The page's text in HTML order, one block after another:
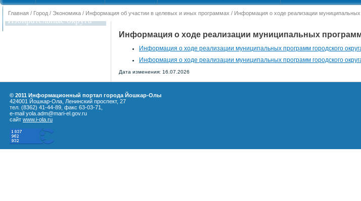
Избирательные округа
Главная / Город / Экономика / Информация об участии в целевых и иных программах / Информация о ходе реализации
Информация о ходе реализации муниципальных
Информация о ходе реализации муниципальных программ городского
Информация о ходе реализации муниципальных программ городского
Дата изменения: 16.07.2026
© 2011 Информационный портал города Йошкар-Олы
424001 Йошкар-Ола, Ленинский проспект, 27
тел. (8362) 41-44-89, факс 63-03-71,
e-mail yola.adm@mari-el.gov.ru
сайт www.i-ola.ru